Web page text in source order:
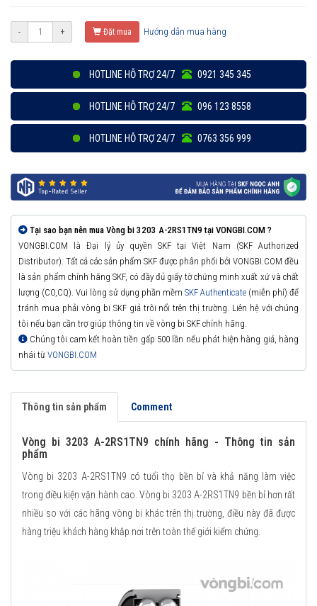
- + Đặt mua Hướng dẫn mua hàng
HOTLINE HỖ TRỢ 24/7 0921 345 345
HOTLINE HỖ TRỢ 24/7 096 123 8558
HOTLINE HỖ TRỢ 24/7 0763 356 999
Tại sao bạn nên mua Vòng bi 3203 A-2RS1TN9 tại VONGBI.COM ?
VONGBI.COM là Đại lý ủy quyền SKF tại Việt Nam (SKF Authorized
Distributor). Tất cả các sản phẩm SKF được phân phối bởi VONGBI.COM đều
là sản phẩm chính hãng SKF, có đầy đủ giấy tờ chứng minh xuất xứ và chất
lượng (CO,CQ). Vui lòng sử dụng phần mềm SKF Authenticate (miễn phí) để
tránh mua phải vòng bi SKF giả trôi nổi trên thị trường. Liên hệ với chúng
tôi nếu bạn cần trợ giúp thông tin về vòng bi SKF chính hãng.
Chúng tôi cam kết hoàn tiền gấp 500 lần nếu phát hiện hàng giả, hàng
nhái từ VONGBI.COM
Thông tin sản phẩm Comment
Vòng bi 3203 A-2RS1TN9 chính hãng - Thông tin sản
phẩm
Vòng bi 3203 A-2RS1TN9 có tuổi thọ bền bỉ và khả năng làm việc
trong điều kiện vận hành cao. Vòng bi 3203 A-2RS1TN9 bền bỉ hơn rất
nhiều so với các hãng vòng bi khác trên thị trường, điều này đã được
hàng triệu khách hàng khắp nơi trên toàn thế giới kiểm chứng.